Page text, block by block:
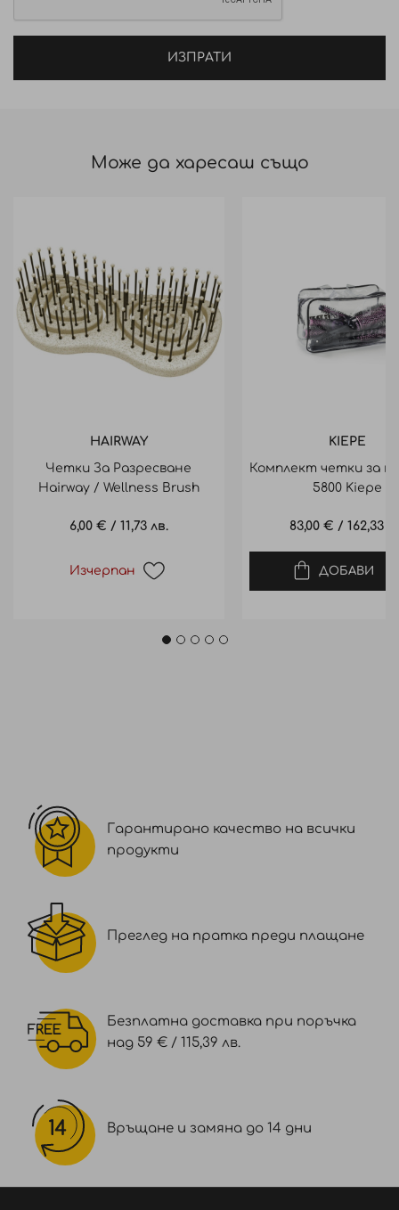
ИЗПРАТИ
Може да харесаш също
HAIRWAY
Четки За Разресване
Hairway / Wellness Brush
6,00 € / 11,73 лв.
Изчерпан
KIEPE
Комплект четки за
5800 Kiepe
83,00 € /162,33
ДОБАВИ
Гарантирано качество на всички
продукти
Преглед на пратка преди плащане
Безплатна доставка при поръчка
над 59 € / 115,39 лв.
Връщане и замяна до 14 дни